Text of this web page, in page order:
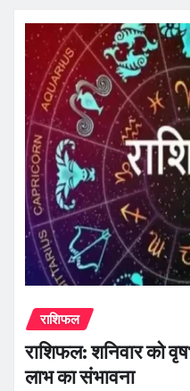
राशिफल
राशिफल: शनिवार को
लाभ का संभावना